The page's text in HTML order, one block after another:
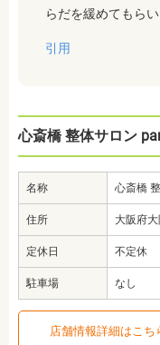
らだを緩めてもら
引用
心斎橋 整体サロン
名称 心斎橋
住所 大阪府
定休日 不定休
駐車場 なし
店舗情報詳細はこち